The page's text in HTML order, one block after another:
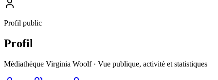
Profil public
Profil
Médiathèque Virginia Woolf · Vue publique, activité et statistiques